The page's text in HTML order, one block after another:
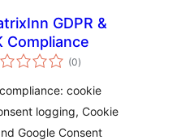
GDPR &
Compliance
(0საერთო
რეიტინგი
)
cookie
logging, Cookie
Google Consent